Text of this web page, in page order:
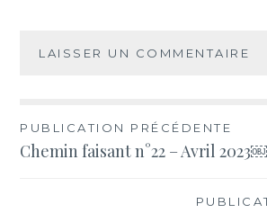
Navigation
de
PUBLICATION PRÉCÉDENTE
Chemin faisant n°22 – Avril 2023￼